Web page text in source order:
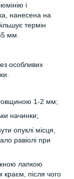
і
нанесена на
термін
мм.
особливих
товщиною 1-2 мм;
начинки;
опуклі місця,
равіолі при
лапкою
краєм, після чого